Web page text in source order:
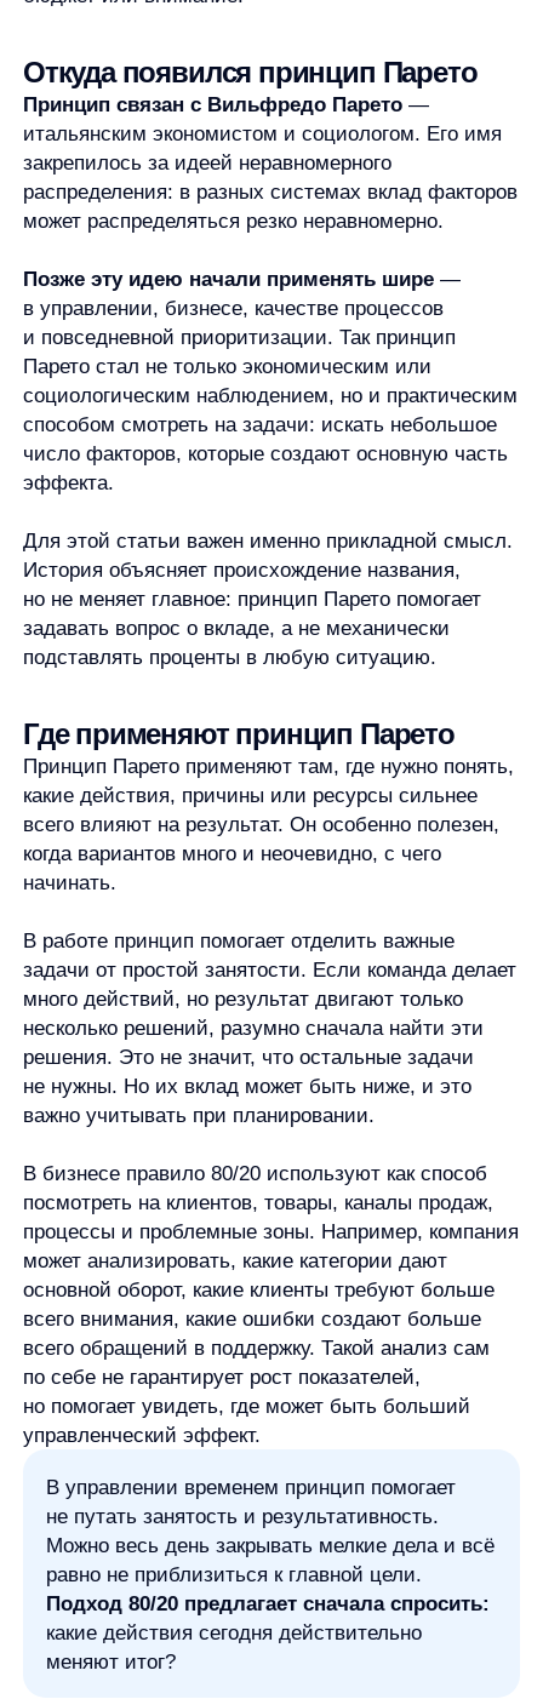
Принцип Парето применяют там, где нужно понять,
какие действия, причины или ресурсы сильнее
всего влияют на результат. Он особенно полезен,
когда вариантов много и неочевидно, с чего
начинать.
В работе принцип помогает отделить важные
много действий, но результат двигают только
несколько решений, разумно сначала найти эти
решения. Это не значит, что остальные задачи
не нужны. Но их вклад может быть ниже, и это
важно учитывать при планировании.
В бизнесе правило 80/20 используют как способ
посмотреть на клиентов, товары, каналы продаж,
процессы и проблемные зоны. Например, компания
может анализировать, какие категории дают
всего внимания, какие ошибки создают больше
всего обращений в поддержку. Такой анализ сам
по себе не гарантирует рост показателей,
но помогает увидеть, где может быть больший
управленческий эффект.
Можно весь день закрывать мелкие дела и всё
равно не приблизиться к главной цели.
Подход 80/20 предлагает сначала спросить:
какие действия сегодня действительно
меняют итог?
В анализе проблем принцип помогает искать не все
повторяющимися источниками, логичнее начать
с них. Но это работает только при проверке фактов:
без данных можно легко перепутать заметную
причину с действительно важной.
Как использовать принцип Парето
для приоритизации
схему приоритизации. Он не даёт готового ответа,
Определите результат, который хотите
улучшить.
Сначала нужно понять, что именно считается
результатом: продажи, скорость работы,
качество процесса, выполнение проекта,
снижение ошибок, экономия времени. Без
ясной цели невозможно оценить, какие факторы
дают основной вклад.
Составьте список факторов или действий.
Это могут быть задачи, клиенты, каналы,
трафика, рабочие привычки. На этом этапе
важно собрать поле для анализа, а не сразу
выбирать главное по ощущениям.
Оцените вклад каждого фактора.
Здесь принцип Парето требует осторожности.
Лучше опираться на данные, наблюдения,
результаты прошлых действий или понятные
критерии: что чаще повторяется, что сильнее